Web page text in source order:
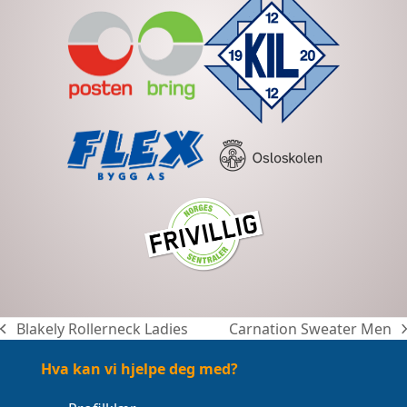
previous
Blakely Rollerneck Ladies
next
post:
Carnation Sweater Men
Hva kan vi hjelpe deg med?